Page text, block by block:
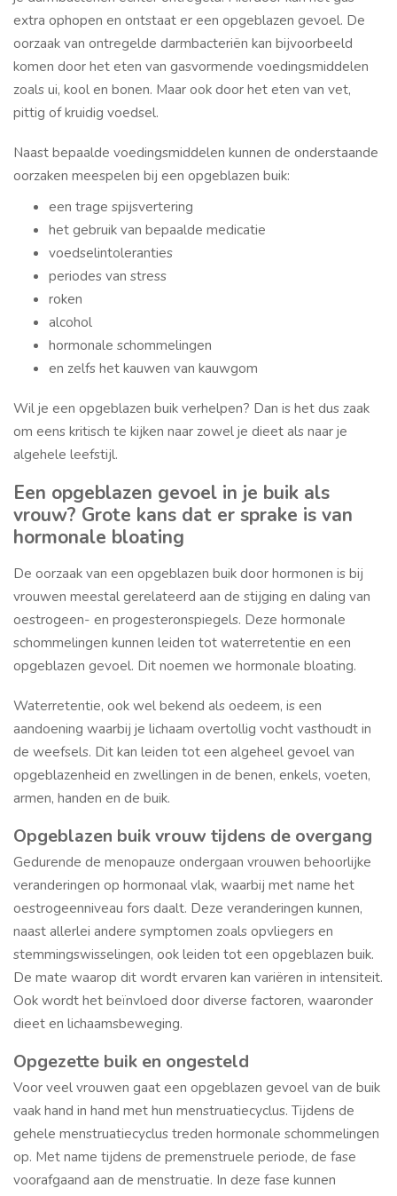
extra ophopen en ontstaat er een opgeblazen gevoel. De
oorzaak van ontregelde darmbacteriën kan bijvoorbeeld
komen door het eten van gasvormende voedingsmiddelen
zoals ui, kool en bonen. Maar ook door het eten van vet,
pittig of kruidig voedsel.
Naast bepaalde voedingsmiddelen kunnen de onderstaande
oorzaken meespelen bij een opgeblazen buik:
een trage spijsvertering
het gebruik van bepaalde medicatie
voedselintoleranties
periodes van stress
roken
alcohol
hormonale schommelingen
en zelfs het kauwen van kauwgom
Wil je een opgeblazen buik verhelpen? Dan is het dus zaak
om eens kritisch te kijken naar zowel je dieet als naar je
algehele leefstijl.
Een opgeblazen gevoel in je buik als
vrouw? Grote kans dat er sprake is van
hormonale bloating
De oorzaak van een opgeblazen buik door hormonen is bij
vrouwen meestal gerelateerd aan de stijging en daling van
oestrogeen- en progesteronspiegels. Deze hormonale
schommelingen kunnen leiden tot waterretentie en een
opgeblazen gevoel. Dit noemen we hormonale bloating.
Waterretentie, ook wel bekend als oedeem, is een
aandoening waarbij je lichaam overtollig vocht vasthoudt in
de weefsels. Dit kan leiden tot een algeheel gevoel van
opgeblazenheid en zwellingen in de benen, enkels, voeten,
armen, handen en de buik.
Opgeblazen buik vrouw tijdens de overgang
Gedurende de menopauze ondergaan vrouwen behoorlijke
veranderingen op hormonaal vlak, waarbij met name het
oestrogeenniveau fors daalt. Deze veranderingen kunnen,
naast allerlei andere symptomen zoals opvliegers en
stemmingswisselingen, ook leiden tot een opgeblazen buik.
De mate waarop dit wordt ervaren kan variëren in intensiteit.
Ook wordt het beïnvloed door diverse factoren, waaronder
dieet en lichaamsbeweging.
Opgezette buik en ongesteld
Voor veel vrouwen gaat een opgeblazen gevoel van de buik
vaak hand in hand met hun menstruatiecyclus. Tijdens de
gehele menstruatiecyclus treden hormonale schommelingen
op. Met name tijdens de premenstruele periode, de fase
voorafgaand aan de menstruatie. In deze fase kunnen